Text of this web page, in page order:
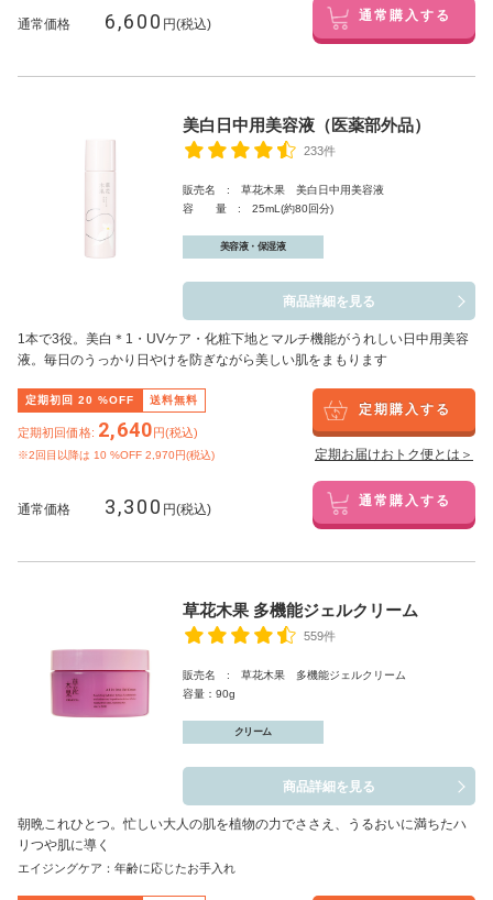
通常価格 6,600 円(税込) 通常購入する
美白日中用美容液（医薬部外品）
233件
販売名 : 草花木果 美白日中用美容液
容 量 : 25mL(約80回分)
美容液・保湿液
商品詳細を見る
1本で3役。美白 ＊1 ・UVケア・化粧下地とマルチ機能がうれしい日中用美容
液。毎日のうっかり日やけを防ぎながら美しい肌をまもります
定期初回 20 %OFF 送料無料
定期初回価格: 2,640円(税込)
※2回目以降は 10 %OFF 2,970円(税込)
定期購入する
定期お届けおトク便とは＞
通常価格 3,300 円(税込) 通常購入する
草花木果 多機能ジェルクリーム
559件
販売名 : 草花木果 多機能ジェルクリーム
容量：90g
クリーム
商品詳細を見る
朝晩これひとつ。忙しい大人の肌を植物の力でささえ、うるおいに満ちたハ
リつや肌に導く
エイジングケア：年齢に応じたお手入れ